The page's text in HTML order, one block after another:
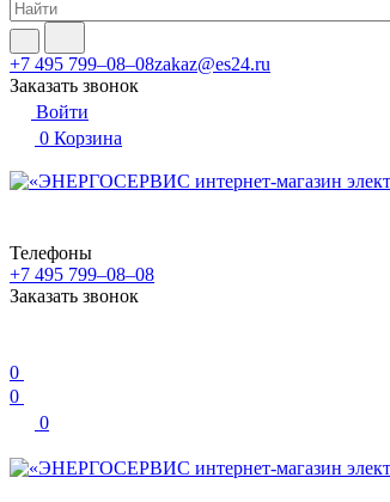
+7 495 799–08–08zakaz@es24.ru
Заказать звонок
Войти
0 Корзина
Телефоны
+7 495 799–08–08
Заказать звонок
0
0
0